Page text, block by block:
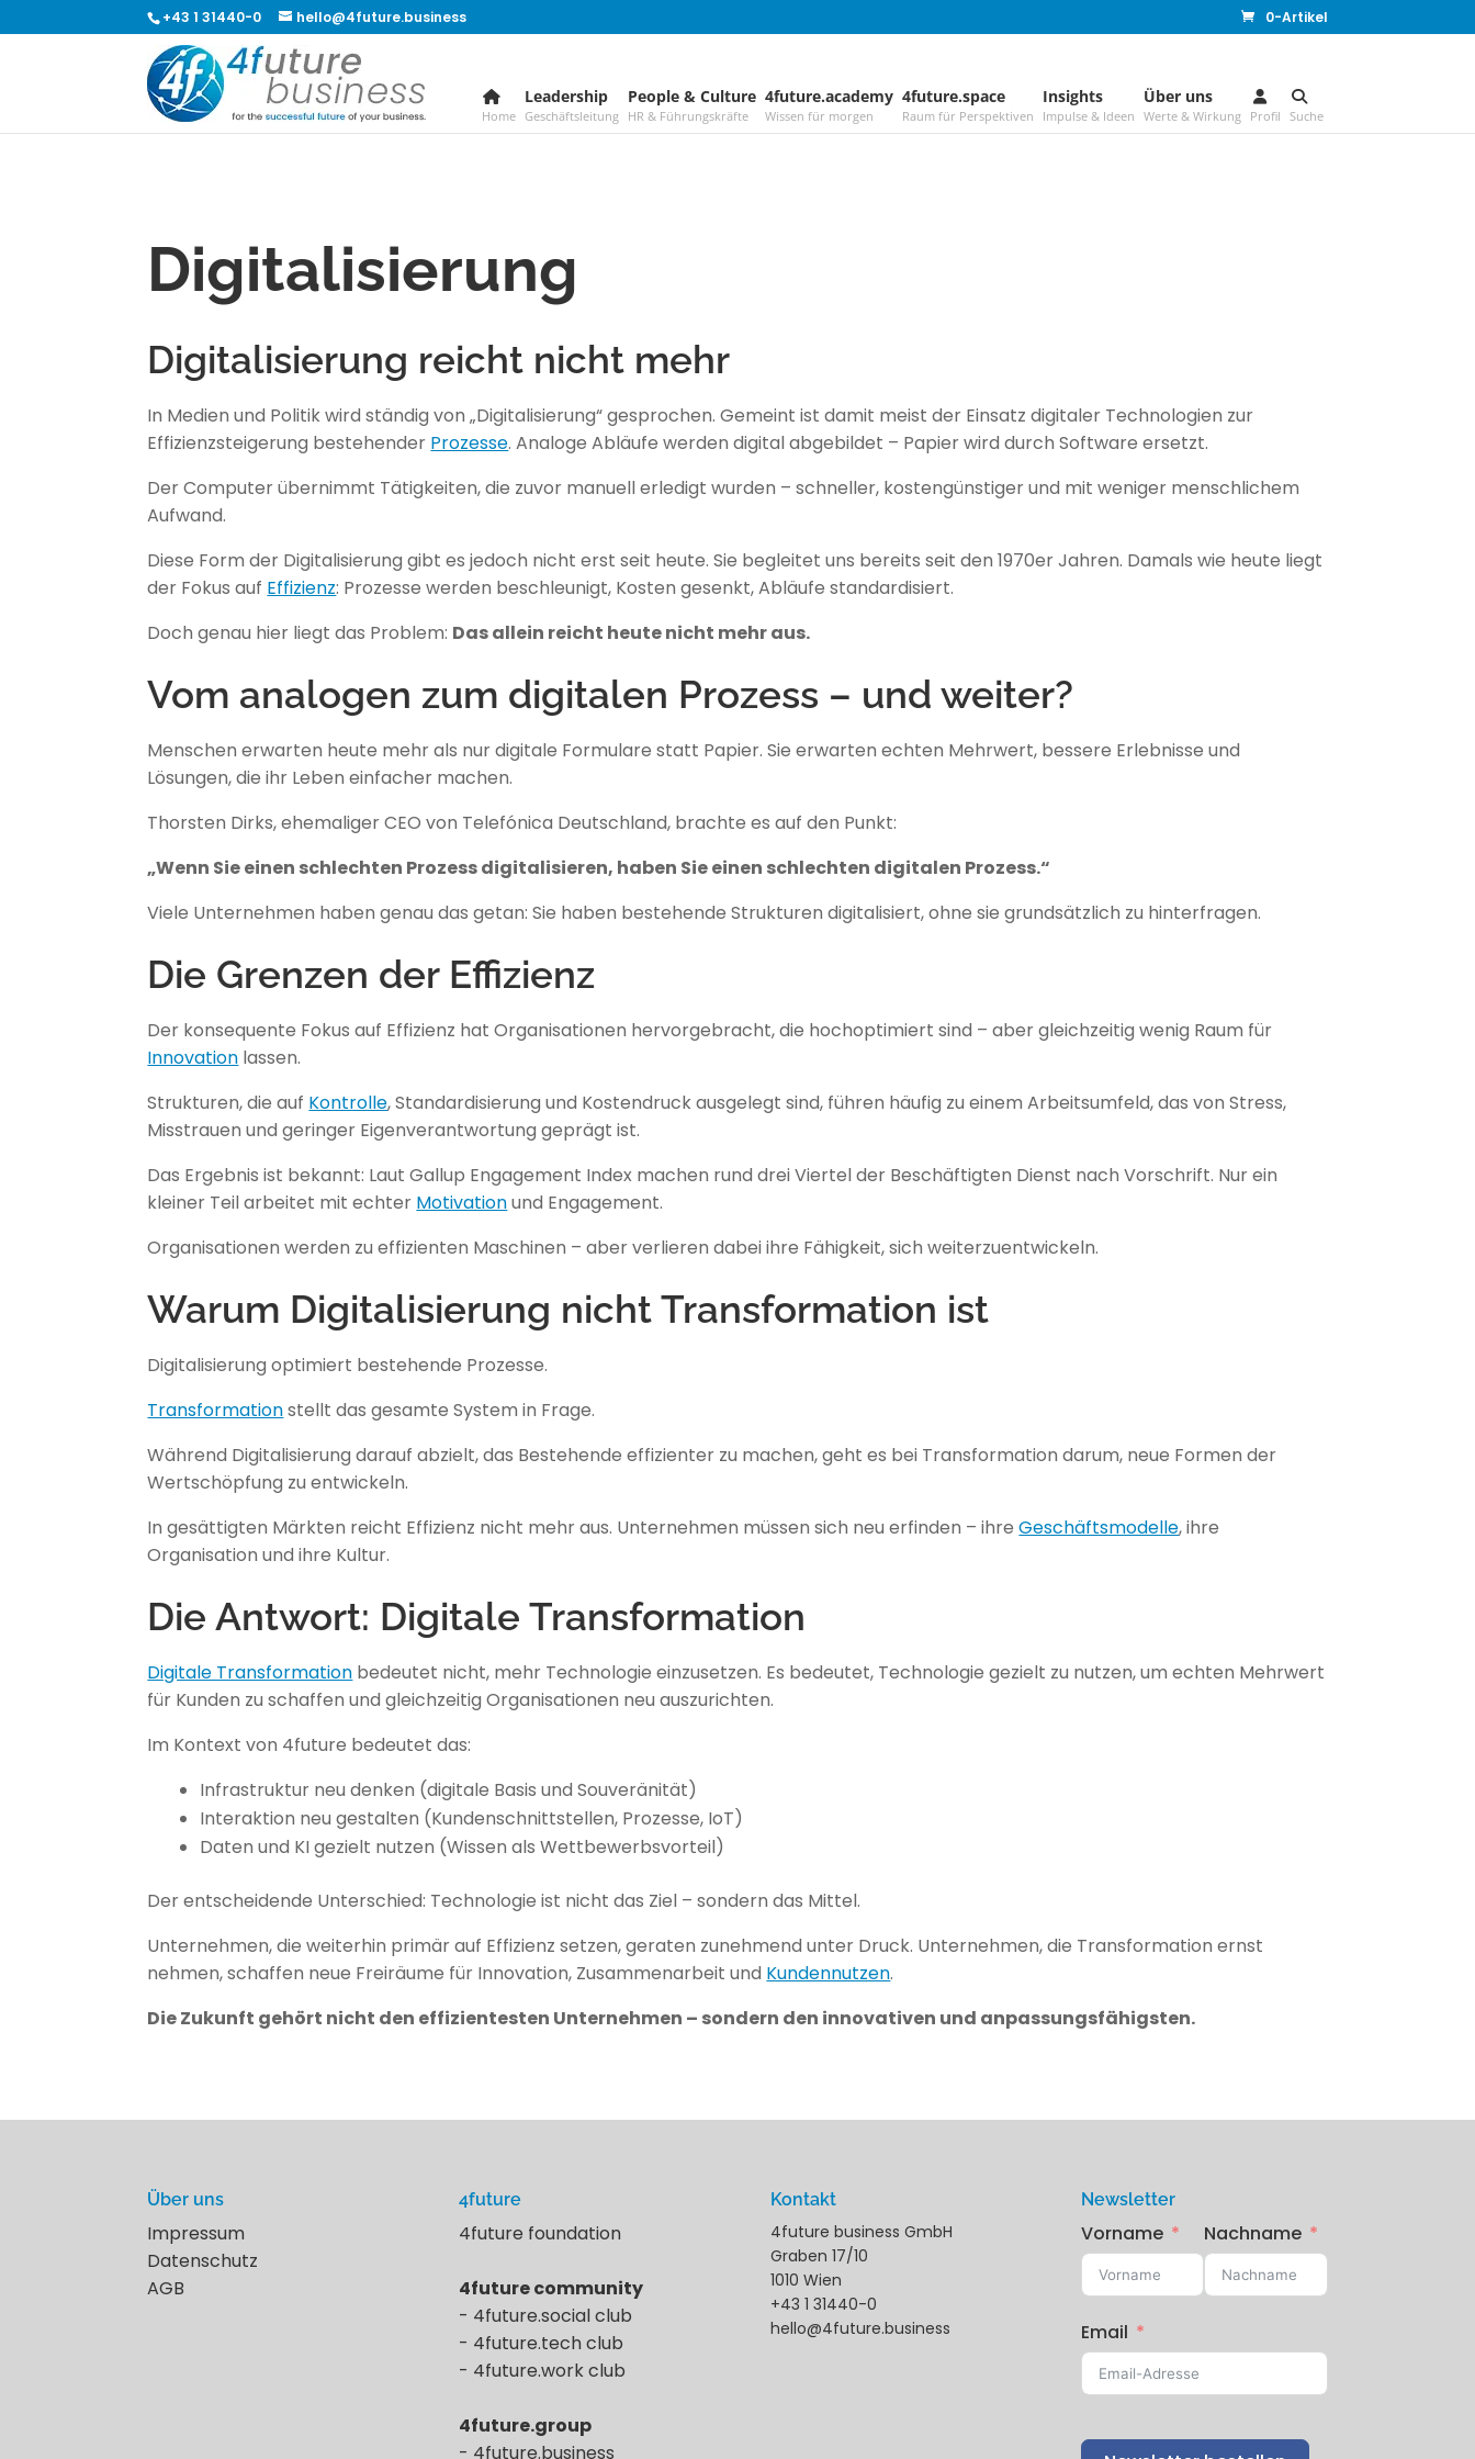
+43 1 31440-0 hello@4future.business 0-Artikel
Home
Leadership–
Geschäftsleitung
People & Culture–
HR & Führungskräfte
4future.academy–
Wissen für morgen
4future.space–
Raum für Perspektiven
Insights–
Impulse & Ideen
Über uns–
Werte & Wirkung Profil Suche
Digitalisierung
Digitalisierung reicht nicht mehr
In Medien und Politik wird ständig von „Digitalisierung“ gesprochen. Gemeint ist damit meist der Einsatz digitaler Technologien zur
Effizienzsteigerung bestehender Prozesse. Analoge Abläufe werden digital abgebildet – Papier wird durch Software ersetzt.
Der Computer übernimmt Tätigkeiten, die zuvor manuell erledigt wurden – schneller, kostengünstiger und mit weniger menschlichem
Aufwand.
Diese Form der Digitalisierung gibt es jedoch nicht erst seit heute. Sie begleitet uns bereits seit den 1970er Jahren. Damals wie heute liegt
der Fokus auf Effizienz: Prozesse werden beschleunigt, Kosten gesenkt, Abläufe standardisiert.
Doch genau hier liegt das Problem: Das allein reicht heute nicht mehr aus.
Vom analogen zum digitalen Prozess – und weiter?
Menschen erwarten heute mehr als nur digitale Formulare statt Papier. Sie erwarten echten Mehrwert, bessere Erlebnisse und
Lösungen, die ihr Leben einfacher machen.
Thorsten Dirks, ehemaliger CEO von Telefónica Deutschland, brachte es auf den Punkt:
„Wenn Sie einen schlechten Prozess digitalisieren, haben Sie einen schlechten digitalen Prozess.“
Viele Unternehmen haben genau das getan: Sie haben bestehende Strukturen digitalisiert, ohne sie grundsätzlich zu hinterfragen.
Die Grenzen der Effizienz
Der konsequente Fokus auf Effizienz hat Organisationen hervorgebracht, die hochoptimiert sind – aber gleichzeitig wenig Raum für
Innovation lassen.
Strukturen, die auf Kontrolle, Standardisierung und Kostendruck ausgelegt sind, führen häufig zu einem Arbeitsumfeld, das von Stress,
Misstrauen und geringer Eigenverantwortung geprägt ist.
Das Ergebnis ist bekannt: Laut Gallup Engagement Index machen rund drei Viertel der Beschäftigten Dienst nach Vorschrift. Nur ein
kleiner Teil arbeitet mit echter Motivationund Engagement.
Organisationen werden zu effizienten Maschinen – aber verlieren dabei ihre Fähigkeit, sich weiterzuentwickeln.
Warum Digitalisierung nicht Transformation ist
Digitalisierung optimiert bestehende Prozesse.
Transformationstellt das gesamte System in Frage.
Während Digitalisierung darauf abzielt, das Bestehende effizienter zu machen, geht es bei Transformation darum, neue Formen der
Wertschöpfung zu entwickeln.
In gesättigten Märkten reicht Effizienz nicht mehr aus. Unternehmen müssen sich neu erfinden – ihreGeschäftsmodelle, ihre
Organisation und ihre Kultur.
Die Antwort: Digitale Transformation
Digitale Transformation bedeutet nicht, mehr Technologie einzusetzen. Es bedeutet, Technologie gezielt zu nutzen, um echten Mehrwert
für Kunden zu schaffen und gleichzeitig Organisationen neu auszurichten.
Im Kontext von 4future bedeutet das:
Infrastruktur neu denken (digitale Basis und Souveränität)
Interaktion neu gestalten (Kundenschnittstellen, Prozesse, IoT)
Daten und KI gezielt nutzen (Wissen als Wettbewerbsvorteil)
Der entscheidende Unterschied: Technologie ist nicht das Ziel – sondern das Mittel.
Unternehmen, die weiterhin primär auf Effizienz setzen, geraten zunehmend unter Druck. Unternehmen, die Transformation ernst
nehmen, schaffen neue Freiräume für Innovation, Zusammenarbeit und Kundennutzen.
Die Zukunft gehört nicht den effizientesten Unternehmen – sondern den innovativen und anpassungsfähigsten.
Über uns
Impressum
Datenschutz
AGB
4future
4future foundation
4future community
- 4future.social club
- 4future.tech club
- 4future.work club
4future.group
- 4future.business
Kontakt
4future business GmbH
Graben 17/10
1010 Wien
+43 1 31440-0
hello@4future.business
Newsletter
Vorname Nachname
Email